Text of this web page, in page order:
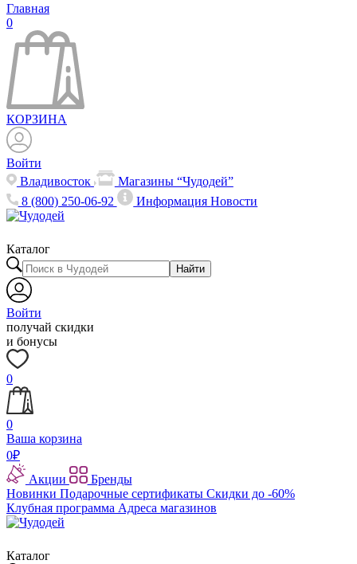
Главная
0
КОРЗИНА
Войти
Владивосток
Магазины “Чудодей”
8 (800) 250-06-92
ИнформацияНовости
Каталог
Найти
Войти
получай скидки
и бонусы
0
0
Ваша корзина
0₽
Акции
Бренды
Новинки Подарочные сертификаты Скидки до -60%
Клубная программа Адреса магазинов
Каталог